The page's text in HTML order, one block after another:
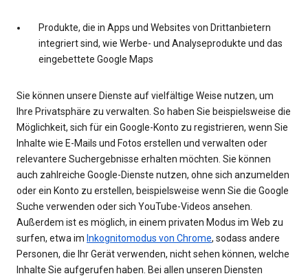
Produkte, die in Apps und Websites von Drittanbietern
integriert sind, wie Werbe- und Analyseprodukte und das
eingebettete Google Maps
Sie können unsere Dienste auf vielfältige Weise nutzen, um
Ihre Privatsphäre zu verwalten. So haben Sie beispielsweise die
Möglichkeit, sich für ein Google-Konto zu registrieren, wenn Sie
Inhalte wie E-Mails und Fotos erstellen und verwalten oder
relevantere Suchergebnisse erhalten möchten. Sie können
auch zahlreiche Google-Dienste nutzen, ohne sich anzumelden
oder ein Konto zu erstellen, beispielsweise wenn Sie die Google
Suche verwenden oder sich YouTube-Videos ansehen.
Außerdem ist es möglich, in einem privaten Modus im Web zu
surfen, etwa im Inkognitomodus von Chrome, sodass andere
Personen, die Ihr Gerät verwenden, nicht sehen können, welche
Inhalte Sie aufgerufen haben. Bei allen unseren Diensten